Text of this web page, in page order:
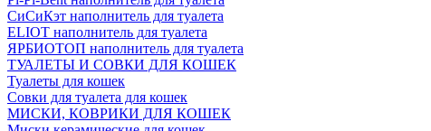
СиСиКэт наполнитель для туалета
ELIOT наполнитель для туалета
ЯРБИОТОП наполнитель для туалета
ТУАЛЕТЫ И СОВКИ ДЛЯ КОШЕК
Туалеты для кошек
Совки для туалета для кошек
МИСКИ, КОВРИКИ ДЛЯ КОШЕК